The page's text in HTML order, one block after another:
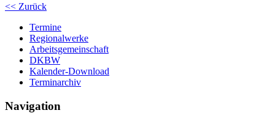
<< Zurück
Termine
Regionalwerke
Arbeitsgemeinschaft
DKBW
Kalender-Download
Terminarchiv
Navigation